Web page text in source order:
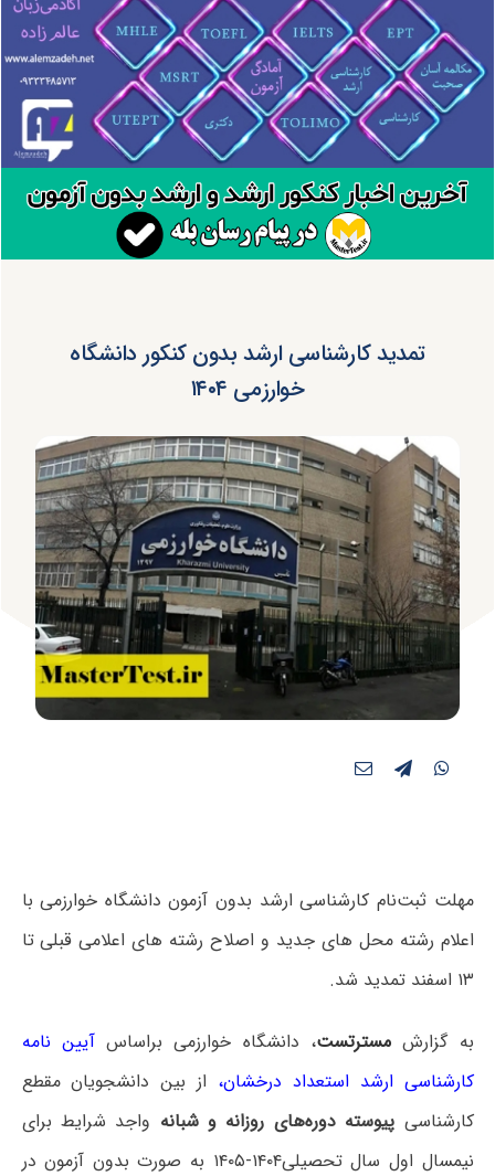
تمدید کارشناسی ارشد بدون کنکور دانشگاه
خوارزمی ۱۴۰۴
مهلت ثبت‌نام کارشناسی ارشد بدون آزمون دانشگاه خوارزمی با
اعلام رشته محل های جدید و اصلاح رشته های اعلامی قبلی تا
۱۳ اسفند تمدید شد.
به گزارشمسترتست، دانشگاه خوارزمی براساسآیین نامه
کارشناسی ارشد استعداد درخشان، از بین دانشجویان مقطع
کارشناسی پیوسته دوره‌های روزانه و شبانه واجد شرایط برای
نیمسال اول سال تحصیلی۱۴۰۴-۱۴۰۵ به صورت بدون آزمون در